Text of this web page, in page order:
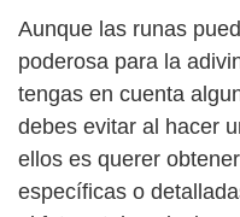
Aunque las runas
poderosa para la
tengas en cuenta
debes evitar al hacer
ellos es querer
específicas o